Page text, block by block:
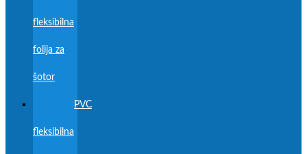
fleksibilna
folija za
šotor
PVC
fleksibilna